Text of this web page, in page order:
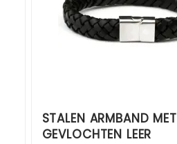
STALEN ARMBAND MET
GEVLOCHTEN LEER